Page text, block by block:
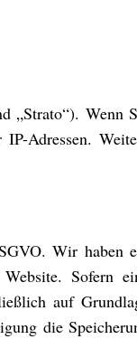
„Strato“). Wenn
Adressen.
Wir haben
Sofern
auf
die